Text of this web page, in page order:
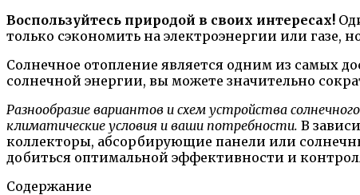
Воспользуйтесь природой в своих интересах!
только сэкономить на электроэнергии или газе,
Солнечное отопление является одним из самых
солнечной энергии, вы можете значительно
Разнообразие вариантов и схем устройства
климатические условия и ваши потребности. В
коллекторы, абсорбирующие панели или
добиться оптимальной эффективности и
Содержание